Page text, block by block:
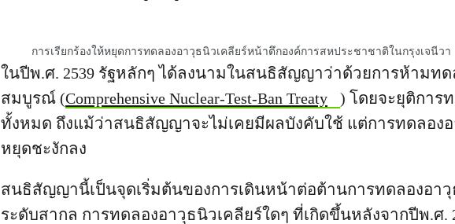
การเรียกร้องให้หยุดการทดลองอาวุธนิวเคลียร์หน้าตึกองค์การสหประชาชาติในกรุงเจนีวา
ในปีพ.ศ. 2539 รัฐหลักๆ ได้ลงนามในสนธิสัญญาว่าด้วยการห้ามทด
สมบูรณ์ (Comprehensive Nuclear-Test-Ban Treaty
) โดยจะยุติการ
ทั้งหมด ถึงแม้ว่าสนธิสัญญาจะไม่เคยมีผลบังคับใช้ แต่การทดลองอ
หยุดชะงักลง
สนธิสัญญานี้เป็นจุดเริ่มต้นของการเดินหน้าต่อต้านการทดลองอาวุ
ระดับสากล การทดลองอาวุธนิวเคลียร์ใดๆ ที่เกิดขึ้นหลังจากปีพ.ศ.